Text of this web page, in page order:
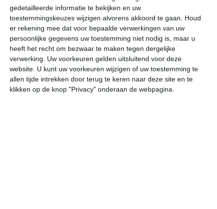
gedetailleerde informatie te bekijken en uw
toestemmingskeuzes wijzigen alvorens akkoord te gaan.
Houd
er rekening mee dat voor bepaalde verwerkingen van uw
persoonlijke gegevens uw toestemming niet nodig is, maar u
heeft het recht om bezwaar te maken tegen dergelijke
verwerking. Uw voorkeuren gelden uitsluitend voor deze
website. U kunt uw voorkeuren wijzigen of uw toestemming te
allen tijde intrekken door terug te keren naar deze site en te
klikken op de knop "Privacy" onderaan de webpagina.
20°C 18°C 26°C
05:00 08:00 11:00 14:00 17:00
05:00 08:00 11:00 14:00 17:00